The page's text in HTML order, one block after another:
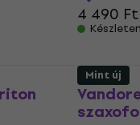
4 490 Ft
Készleten
Mint új